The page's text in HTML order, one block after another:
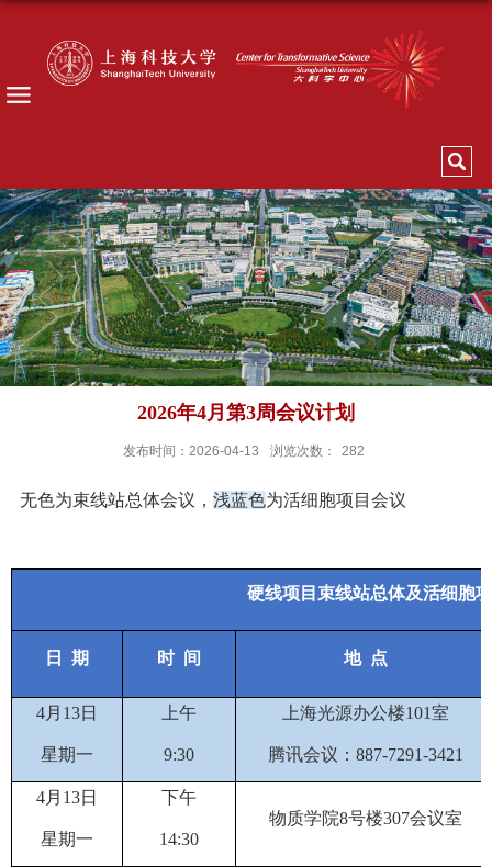
2026年4月第3周会议计划
发布时间：2026-04-13 浏览次数： 282
无色为束线站总体会议， 浅蓝色为活细胞项目会议
硬线项目束线站总体及活细胞
日 期 时 间 地 点
4月 13日
星期一
上午
9:30
上海光源办公楼101室
腾讯会议： 887-7291-3421
4月 13日
星期一
下午
14:30
物质学院8号楼307会议室